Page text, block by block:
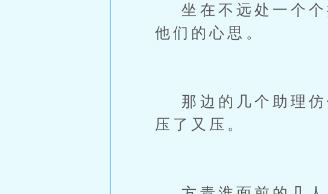
坐在不远处一个个
他们的心思。
那边的几个助理仿
压了又压。